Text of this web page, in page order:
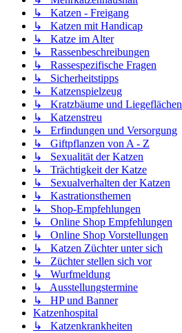
↳ Katzen - Freigang
↳ Katzen mit Handicap
↳ Katze im Alter
↳ Rassenbeschreibungen
↳ Rassespezifische Fragen
↳ Sicherheitstipps
↳ Katzenspielzeug
↳ Kratzbäume und Liegeflächen
↳ Katzenstreu
↳ Erfindungen und Versorgung
↳ Giftpflanzen von A - Z
↳ Sexualität der Katzen
↳ Trächtigkeit der Katze
↳ Sexualverhalten der Katzen
↳ Kastrationsthemen
↳ Shop-Empfehlungen
↳ Online Shop Empfehlungen
↳ Online Shop Vorstellungen
↳ Katzen Züchter unter sich
↳ Züchter stellen sich vor
↳ Wurfmeldung
↳ Ausstellungstermine
↳ HP und Banner
Katzenhospital
↳ Katzenkrankheiten